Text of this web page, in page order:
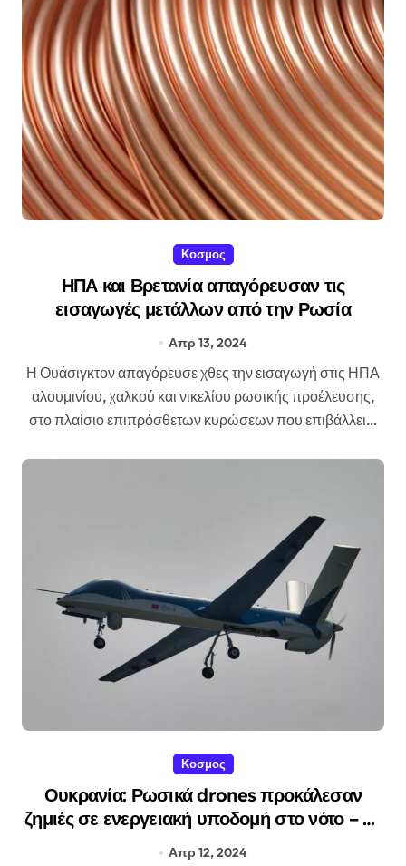
Κοσμος
ΗΠΑ και Βρετανία απαγόρευσαν τις
εισαγωγές μετάλλων από την Ρωσία
Απρ 13, 2024
Η Ουάσιγκτον απαγόρευσε χθες την εισαγωγή στις ΗΠΑ
αλουμινίου, χαλκού και νικελίου ρωσικής προέλευσης,
στο πλαίσιο επιπρόσθετων κυρώσεων που επιβάλλει…
Κοσμος
Ουκρανία: Ρωσικά drones προκάλεσαν
ζημιές σε ενεργειακή υποδομή στο νότο – Οι
ρωσικές δυνάμεις κατέρριψαν πέντε
Απρ 12, 2024